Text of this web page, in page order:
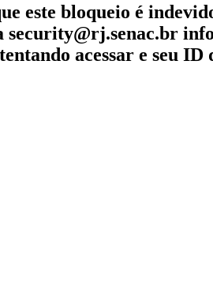
este bloqueio é
acessar e seu ID